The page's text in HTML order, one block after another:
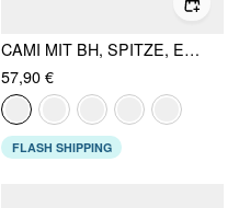
CAMI MIT BH, SPITZE, ECKIGEM AUSSCHNITT & MID-RISE HOSE SET
57,90 €
FLASH SHIPPING